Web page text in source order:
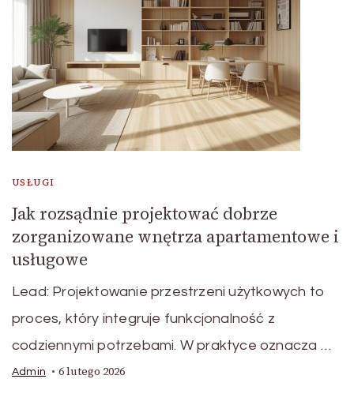
USŁUGI
Jak rozsądnie projektować dobrze
zorganizowane wnętrza apartamentowe i
usługowe
Lead: Projektowanie przestrzeni użytkowych to
proces, który integruje funkcjonalność z
codziennymi potrzebami. W praktyce oznacza …
Admin 6 lutego 2026